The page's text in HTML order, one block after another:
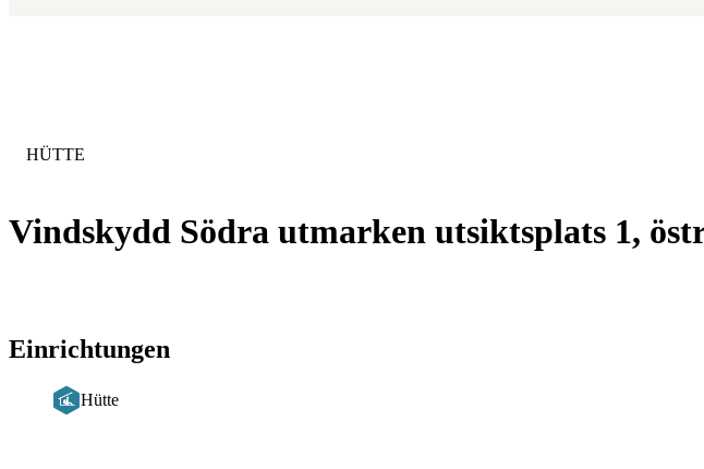
Vindskydd Södra utmarken utsiktsplats 1,
KATEGORIE
HÜTTE
Einrichtungen
Hütte